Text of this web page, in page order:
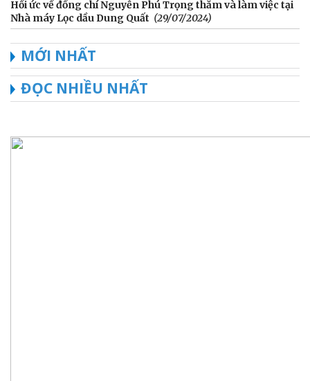
Hồi ức về đồng chí Nguyễn Phú Trọng thăm và làm việc tại
Nhà máy Lọc dầu Dung Quất (29/07/2024)
MỚI NHẤT
ĐỌC NHIỀU NHẤT